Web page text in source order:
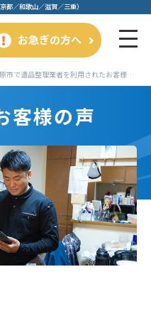
／和歌⼭／滋賀／三重）
お急ぎの方へ
柏原市で遺品整理業者を利用されたお客様の事例｜作業事例・お客様の声｜関西遺品整理サービス
客様の声